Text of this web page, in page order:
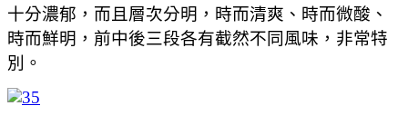
十分濃郁，而且層次分明，時而清爽、時而微酸、
時而鮮明，前中後三段各有截然不同風味，非常特
別。